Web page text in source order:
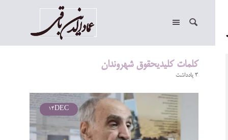
کلمات کلیدیحقوق شهروندان
3 یادداشت
DEC
14